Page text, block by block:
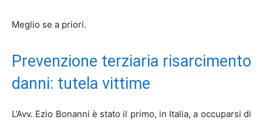
Meglio se a priori.
Prevenzione terziaria risarcimento
danni: tutela vittime
L’Avv. Ezio Bonanni è stato il primo, in Italia, a occuparsi di